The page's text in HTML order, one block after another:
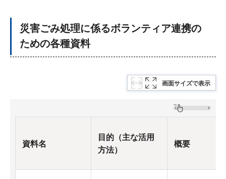
災害ごみ処理に係るボランティア連携の
ための各種資料
画面サイズで表示
資料名
目的（主な活用
方法）
概要